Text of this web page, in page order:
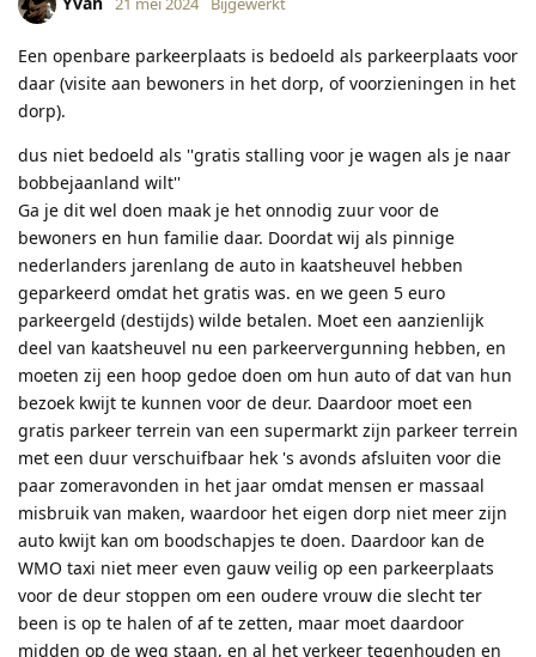
Een openbare parkeerplaats is bedoeld als parkeerplaats voor
daar (visite aan bewoners in het dorp, of voorzieningen in het
dorp).
dus niet bedoeld als ''gratis stalling voor je wagen als je naar
bobbejaanland wilt''
Ga je dit wel doen maak je het onnodig zuur voor de
bewoners en hun familie daar. Doordat wij als pinnige
nederlanders jarenlang de auto in kaatsheuvel hebben
geparkeerd omdat het gratis was. en we geen 5 euro
parkeergeld (destijds) wilde betalen. Moet een aanzienlijk
deel van kaatsheuvel nu een parkeervergunning hebben, en
moeten zij een hoop gedoe doen om hun auto of dat van hun
bezoek kwijt te kunnen voor de deur. Daardoor moet een
gratis parkeer terrein van een supermarkt zijn parkeer terrein
met een duur verschuifbaar hek 's avonds afsluiten voor die
paar zomeravonden in het jaar omdat mensen er massaal
misbruik van maken, waardoor het eigen dorp niet meer zijn
auto kwijt kan om boodschapjes te doen. Daardoor kan de
WMO taxi niet meer even gauw veilig op een parkeerplaats
voor de deur stoppen om een oudere vrouw die slecht ter
been is op te halen of af te zetten, maar moet daardoor
midden op de weg staan, en al het verkeer tegenhouden en